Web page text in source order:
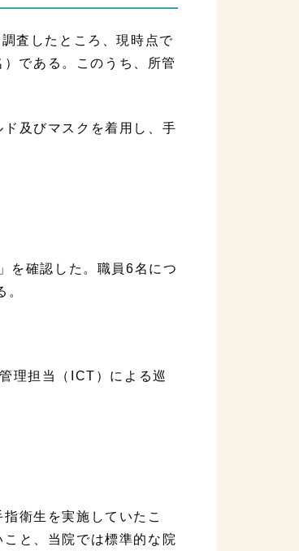
査したところ、現時点で
である。このうち、所管
及びマスクを着用し、手
を確認した。職員6名につ
理担当（ICT）による巡
衛生を実施していたこ
と、当院では標準的な院